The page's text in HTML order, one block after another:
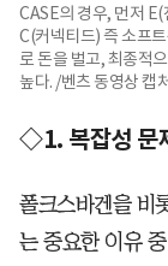
CASE의 경우, 먼저
C(커넥티드) 즉 소프
로 돈을 벌고, 최종적
높다. /벤츠 동영상 캡
◇1. 복잡성 문
폴크스바겐을 비
는 중요한 이유